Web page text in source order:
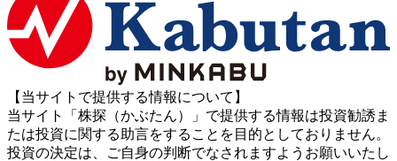
【当サイトで提供する情報について】
当サイト「株探（かぶたん）」で提供する情報は投資勧誘ま
たは投資に関する助言をすることを目的としておりません。
投資の決定は、ご自身の判断でなされますようお願いいたし